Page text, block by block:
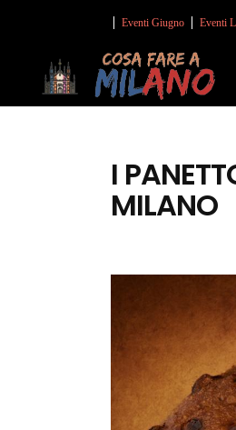
Eventi Giugno Eventi
I
MILANO